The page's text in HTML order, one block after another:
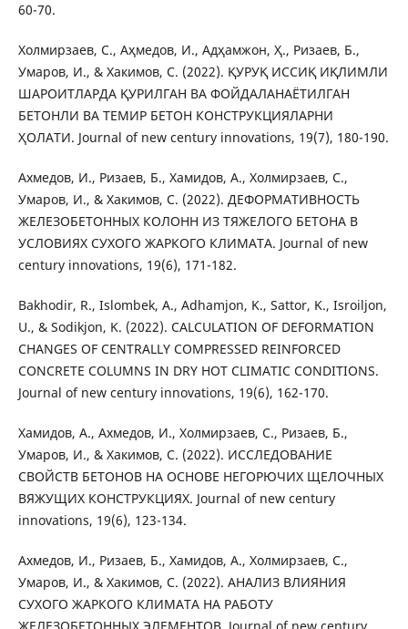
60-70.
Холмирзаев, С., Аҳмедов, И., Адҳамжон, Ҳ., Ризаев, Б.,
Умаров, И., & Хакимов, С. (2022). ҚУРУҚ ИССИҚ ИҚЛИМЛИ
ШАРОИТЛАРДА ҚУРИЛГАН ВА ФОЙДАЛАНАЁТИЛГАН
БЕТОНЛИ ВА ТЕМИР БЕТОН КОНСТРУКЦИЯЛАРНИ
ҲОЛАТИ. Journal of new century innovations, 19(7), 180-190.
Ахмедов, И., Ризаев, Б., Хамидов, А., Холмирзаев, С.,
Умаров, И., & Хакимов, С. (2022). ДЕФОРМАТИВНОСТЬ
ЖЕЛЕЗОБЕТОННЫХ КОЛОНН ИЗ ТЯЖЕЛОГО БЕТОНА В
УСЛОВИЯХ СУХОГО ЖАРКОГО КЛИМАТА. Journal of new
century innovations, 19(6), 171-182.
Bakhodir, R., Islombek, A., Adhamjon, K., Sattor, K., Isroiljon,
U., & Sodikjon, K. (2022). CALCULATION OF DEFORMATION
CHANGES OF CENTRALLY COMPRESSED REINFORCED
CONCRETE COLUMNS IN DRY HOT CLIMATIC CONDITIONS.
Journal of new century innovations, 19(6), 162-170.
Хамидов, А., Ахмедов, И., Холмирзаев, С., Ризаев, Б.,
Умаров, И., & Хакимов, С. (2022). ИССЛЕДОВАНИЕ
СВОЙСТВ БЕТОНОВ НА ОСНОВЕ НЕГОРЮЧИХ ЩЕЛОЧНЫХ
ВЯЖУЩИХ КОНСТРУКЦИЯХ. Journal of new century
innovations, 19(6), 123-134.
Ахмедов, И., Ризаев, Б., Хамидов, А., Холмирзаев, С.,
Умаров, И., & Хакимов, С. (2022). АНАЛИЗ ВЛИЯНИЯ
СУХОГО ЖАРКОГО КЛИМАТА НА РАБОТУ